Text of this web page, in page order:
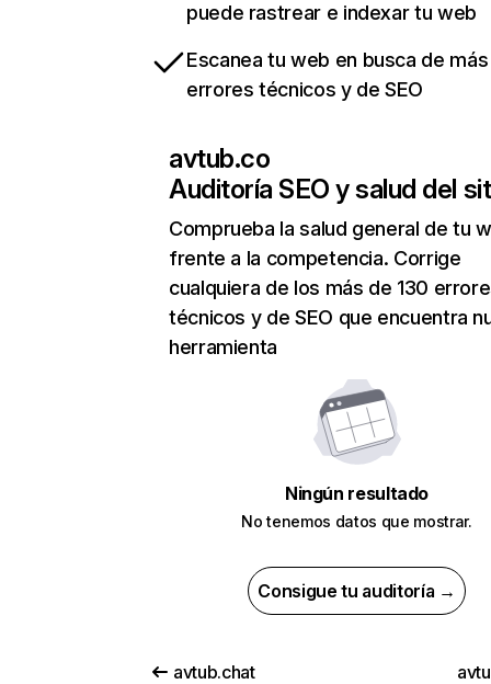
puede rastrear e indexar tu web
Escanea tu web en busca de
errores técnicos y de SEO
avtub.co
Auditoría SEO y salud del
Comprueba la salud general de tu
frente a la competencia. Corrige
cualquiera de los más de 130
técnicos y de SEO que encuentra
herramienta
Ningún resultado
No tenemos datos que mostrar.
Consigue tu auditoría →
avtub.chat